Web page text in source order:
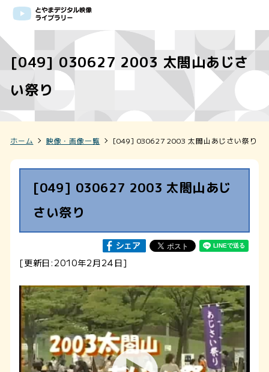
[049] 030627 2003 太閤山あじさ
い祭り
ホーム 映像・画像一覧 [049] 030627 2003 太閤山あじさい祭り
[049] 030627 2003 太閤山あじ
さい祭り
[更新日:2010年2月24日]